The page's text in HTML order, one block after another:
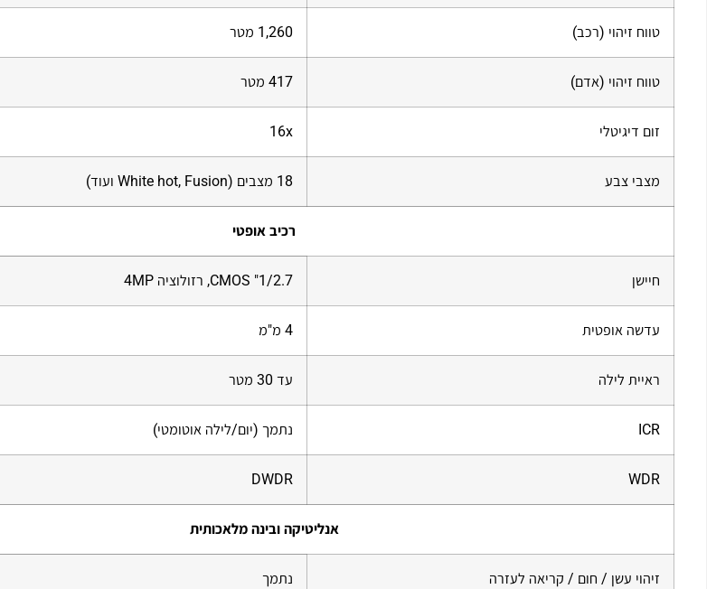
טווח זיהוי (רכב) 1,260 מטר
טווח זיהוי (אדם) 417 מטר
זום דיגיטלי 16x
מצבי צבע 18 מצבים (White hot, Fusion ועוד)
רכיב אופטי
חיישן 1/2.7" CMOS, רזולוציה 4MP
עדשה אופטית 4 מ"מ
ראיית לילה עד 30 מטר
ICR נתמך (יום/לילה אוטומטי)
WDR
DWDR
אנליטיקה ובינה מלאכותית
זיהוי עשן / חום / קריאה לעזרה נתמך